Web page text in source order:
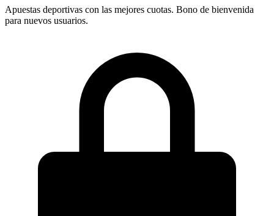
Apuestas deportivas con las mejores cuotas. Bono de bienvenida
para nuevos usuarios.